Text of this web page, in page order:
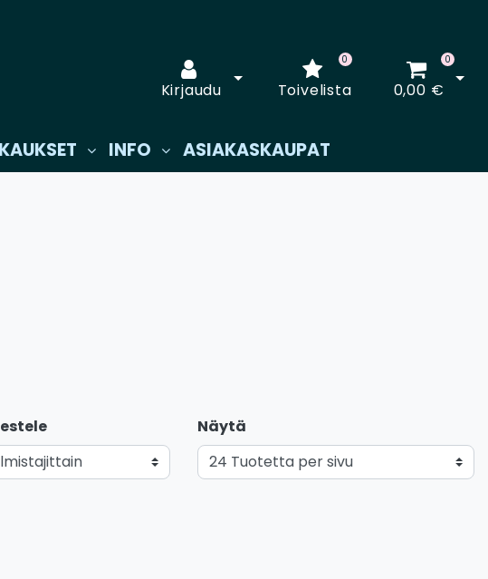
Kirjaudu
Avaa kirjautuminen
Toivelista
0 0
0,00 €
INFO ASIAKASKAUPAT
Näytä